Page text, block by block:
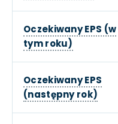
Oczekiwany EPS (w
tym roku)
Oczekiwany EPS
(następny rok)